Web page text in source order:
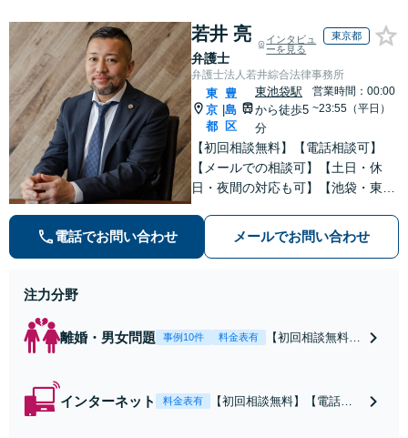
若井 亮
弁護士
インタビュ
ーを見る
東京都
弁護士法人若井綜合法律事務所
東
京
都
豊
島
区
東池袋駅
から徒歩5
分
営業時間：00:00
~23:55（平日）
【初回相談無料】【電話相談可】
【メールでの相談可】【土日・休
日・夜間の対応も可】【池袋・東池
トラブル・刑事事件を中心に「個
人」の方からのご相談・ご依頼を幅
電話でお問い合わせ メールでお問い合わせ
注力分野
離婚・男女問題 事例10件 料金表有
【初回相談無料】
【池袋・東池袋2
インターネット 料金表有
【初回相談無料】【電話相